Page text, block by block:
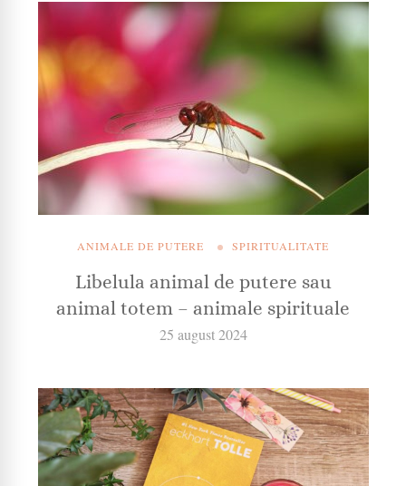
ANIMALE DE PUTERE SPIRITUALITATE
Libelula animal de putere sau
animal totem – animale spirituale
25 august 2024